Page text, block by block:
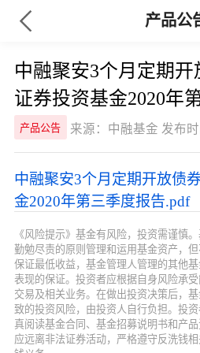
产品公
中融聚安3个月定期
证券投资基金2020年
产品公告 来源：中融基金 发布
中融聚安3个月定期开放债
金2020年第三季度报告.pdf
《风险提示》基金有风险，投资需谨慎
勤勉尽责的原则管理和运用基金资产，
保证最低收益，基金管理人管理的其他
表现的保证。投资者应根据自身风险承
交易及相关业务。在做出投资决策后，
致的投资风险，由投资人自行负担。投
真阅读基金合同、基金招募说明书和产
应远离非法证券活动，严格遵守反洗钱